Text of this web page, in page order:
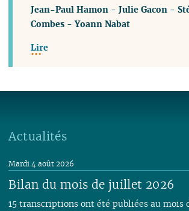
Jean-Paul Hamon -Julie Gacon -
Combes -Yoann Nabat
Lire
Actualités
Bilan du mois de juillet 2026
Mardi 4 août 2026
15 transcriptions ont été publiées au mois